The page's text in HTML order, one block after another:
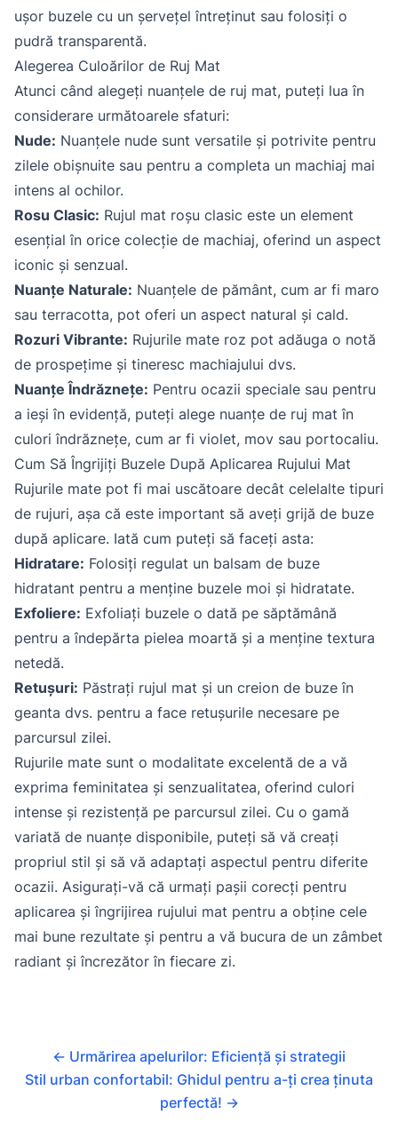
ușor buzele cu un șervețel întreținut sau folosiți o
pudră transparentă.
Alegerea Culoărilor de Ruj Mat
Atunci când alegeți nuanțele de ruj mat, puteți lua în
considerare următoarele sfaturi:
Nude: Nuanțele nude sunt versatile și potrivite pentru
zilele obișnuite sau pentru a completa un machiaj mai
intens al ochilor.
Rosu Clasic: Rujul mat roșu clasic este un element
esențial în orice colecție de machiaj, oferind un aspect
iconic și senzual.
Nuanțe Naturale: Nuanțele de pământ, cum ar fi maro
sau terracotta, pot oferi un aspect natural și cald.
Rozuri Vibrante: Rujurile mate roz pot adăuga o notă
de prospețime și tineresc machiajului dvs.
Nuanțe Îndrăznețe: Pentru ocazii speciale sau pentru
a ieși în evidență, puteți alege nuanțe de ruj mat în
culori îndrăznețe, cum ar fi violet, mov sau portocaliu.
Cum Să Îngrijiți Buzele După Aplicarea Rujului Mat
Rujurile mate pot fi mai uscătoare decât celelalte tipuri
de rujuri, așa că este important să aveți grijă de buze
după aplicare. Iată cum puteți să faceți asta:
Hidratare: Folosiți regulat un balsam de buze
hidratant pentru a menține buzele moi și hidratate.
Exfoliere: Exfoliați buzele o dată pe săptămână
pentru a îndepărta pielea moartă și a menține textura
netedă.
Retușuri: Păstrați rujul mat și un creion de buze în
geanta dvs. pentru a face retușurile necesare pe
parcursul zilei.
Rujurile mate sunt o modalitate excelentă de a vă
exprima feminitatea și senzualitatea, oferind culori
intense și rezistență pe parcursul zilei. Cu o gamă
variată de nuanțe disponibile, puteți să vă creați
propriul stil și să vă adaptați aspectul pentru diferite
ocazii. Asigurați-vă că urmați pașii corecți pentru
aplicarea și îngrijirea rujului mat pentru a obține cele
mai bune rezultate și pentru a vă bucura de un zâmbet
radiant și încrezător în fiecare zi.
← Urmărirea apelurilor: Eficiență și strategii
Stil urban confortabil: Ghidul pentru a-ți crea ținuta
perfectă! →